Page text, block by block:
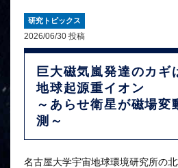
研究トピックス
2026/06/30 投稿
巨大磁気嵐発達のカギ
地球起源重イオン
～あらせ衛星が磁場変
測～
名古屋大学宇宙地球環境研究所の